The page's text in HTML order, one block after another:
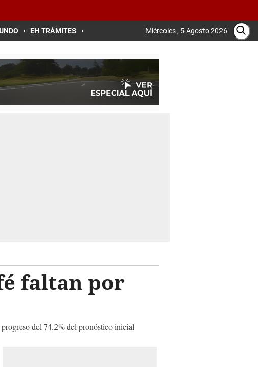
EH TRÁMITES Miércoles , 5 Agosto 2026
faltan por
del 74.2% del pronóstico inicial